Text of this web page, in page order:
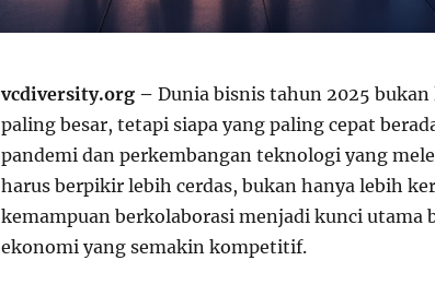
vcdiversity.org – Dunia bisnis tahun 2025
paling besar, tetapi siapa yang paling cepat
pandemi dan perkembangan teknologi yang
harus berpikir lebih cerdas, bukan hanya lebih
kemampuan berkolaborasi menjadi kunci utama
ekonomi yang semakin kompetitif.